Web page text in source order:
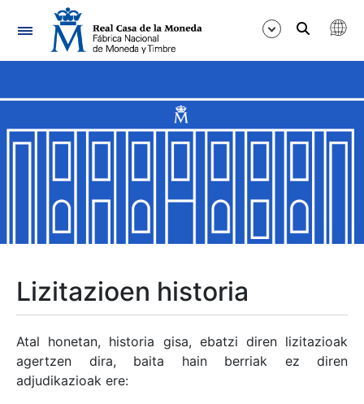
Nabigazioa
Erakutsi/Ezkutatu
Erakutsi/Ezkutatu
Erakutsi/Ezkutatu
Erakutsi/Ezkutatu
Lizitazioen historia
Atal honetan, historia gisa, ebatzi diren lizitazioak
agertzen dira, baita hain berriak ez diren
adjudikazioak ere: